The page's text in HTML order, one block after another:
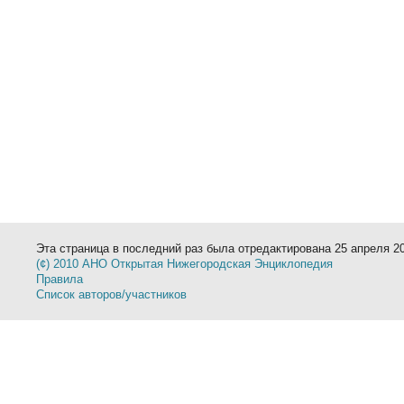
Эта страница в последний раз была отредактирована 25 апреля
(¢) 2010 АНО Открытая Нижегородская Энциклопедия
Правила
Список авторов/участников